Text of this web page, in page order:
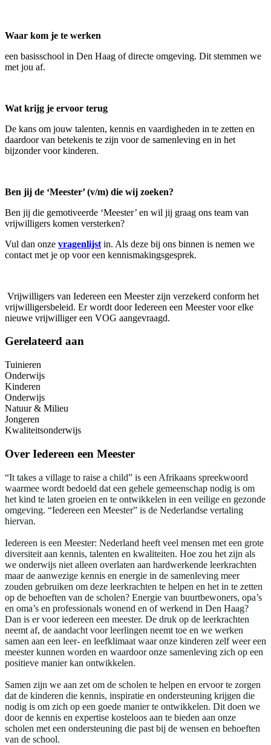
Waar kom je te werken
een basisschool in Den Haag of directe omgeving. Dit stemmen we
met jou af.
Wat krijg je ervoor terug
De kans om jouw talenten, kennis en vaardigheden in te zetten en
daardoor van betekenis te zijn voor de samenleving en in het
bijzonder voor kinderen.
Ben jij de ‘Meester’ (v/m) die wij zoeken?
Ben jij die gemotiveerde ‘Meester’ en wil jij graag ons team van
vrijwilligers komen versterken?
Vul dan onze vragenlijst in. Als deze bij ons binnen is nemen we
contact met je op voor een kennismakingsgesprek.
Vrijwilligers van Iedereen een Meester zijn verzekerd conform het
vrijwilligersbeleid. Er wordt door Iedereen een Meester voor elke
nieuwe vrijwilliger een VOG aangevraagd.
Gerelateerd aan
Tuinieren
Onderwijs
Kinderen
Onderwijs
Natuur & Milieu
Jongeren
Kwaliteitsonderwijs
Over Iedereen een Meester
“It takes a village to raise a child” is een Afrikaans spreekwoord
waarmee wordt bedoeld dat een gehele gemeenschap nodig is om
het kind te laten groeien en te ontwikkelen in een veilige en gezonde
omgeving. “Iedereen een Meester” is de Nederlandse vertaling
hiervan.
Iedereen is een Meester: Nederland heeft veel mensen met een grote
diversiteit aan kennis, talenten en kwaliteiten. Hoe zou het zijn als
we onderwijs niet alleen overlaten aan hardwerkende leerkrachten
maar de aanwezige kennis en energie in de samenleving meer
zouden gebruiken om deze leerkrachten te helpen en het in te zetten
op de behoeften van de scholen? Energie van buurtbewoners, opa’s
en oma’s en professionals wonend en of werkend in Den Haag?
Dan is er voor iedereen een meester. De druk op de leerkrachten
neemt af, de aandacht voor leerlingen neemt toe en we werken
samen aan een leer- en leefklimaat waar onze kinderen zelf weer een
meester kunnen worden en waardoor onze samenleving zich op een
positieve manier kan ontwikkelen.
Samen zijn we aan zet om de scholen te helpen en ervoor te zorgen
dat de kinderen die kennis, inspiratie en ondersteuning krijgen die
nodig is om zich op een goede manier te ontwikkelen. Dit doen we
door de kennis en expertise kosteloos aan te bieden aan onze
scholen met een ondersteuning die past bij de wensen en behoeften
van de school.